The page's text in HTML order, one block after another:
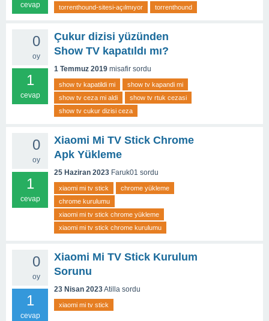
cevap
torrenthound-sitesi-açılmıyor
torrenthound
0
oy
1
cevap
Çukur dizisi yüzünden
Show TV kapatıldı mı?
1 Temmuz 2019 misafir sordu
show tv kapatildi mi
show tv kapandi mi
show tv ceza mi aldi
show tv rtuk cezasi
show tv cukur dizisi ceza
0
oy
1
cevap
Xiaomi Mi TV Stick Chrome
Apk Yükleme
25 Haziran 2023 Faruk01 sordu
xiaomi mi tv stick
chrome yükleme
chrome kurulumu
xiaomi mi tv stick chrome yükleme
xiaomi mi tv stick chrome kurulumu
0
oy
1
cevap
Xiaomi Mi TV Stick Kurulum
Sorunu
23 Nisan 2023Atilla sordu
xiaomi mi tv stick